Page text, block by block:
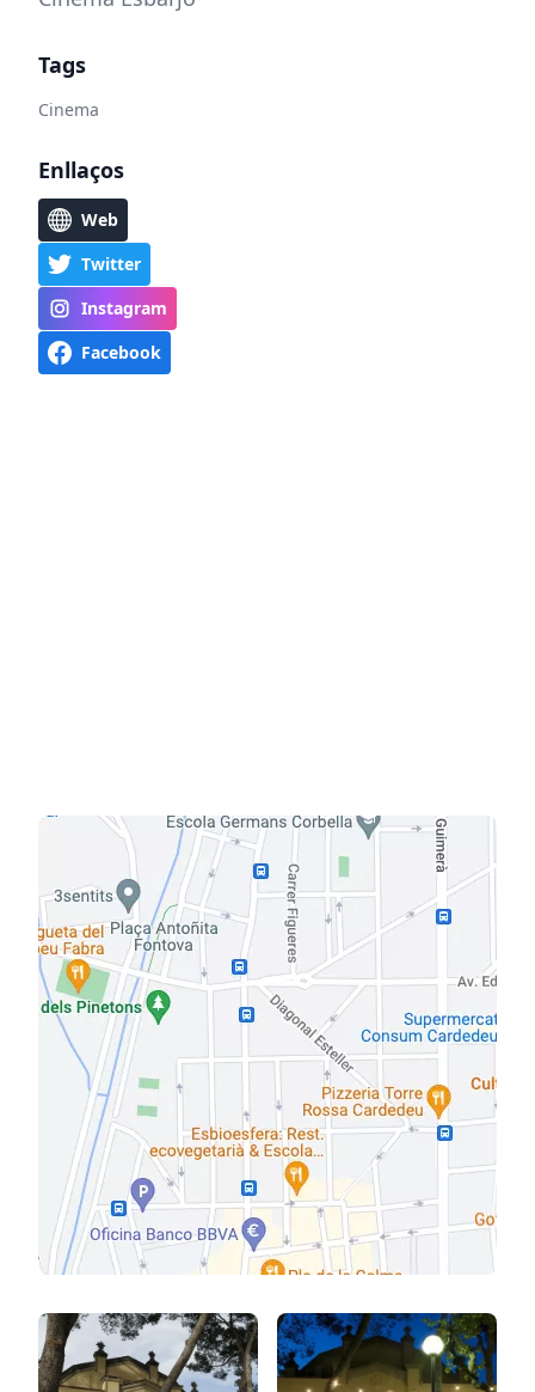
Tags
Cinema
Enllaços
Web
Twitter
Instagram
Facebook